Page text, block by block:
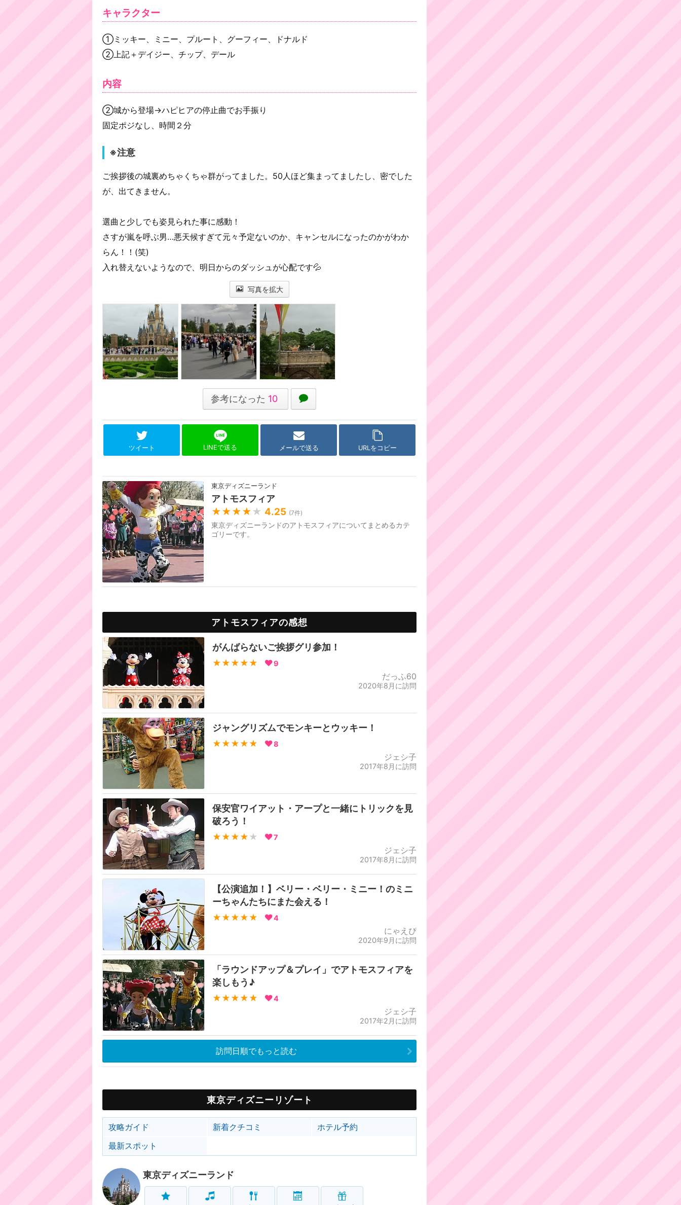
キャラクター
①ミッキー、ミニー、プルート、グーフィー、ドナルド
②上記＋デイジー、チップ、デール
内容
②城から登場→ハピヒアの停止曲でお手振り
固定ポジなし、時間２分
※注意
ご挨拶後の城裏めちゃくちゃ群がってました。50人ほど集まってましたし、密でした
が、出てきません。
選曲と少しでも姿見られた事に感動！
さすが嵐を呼ぶ男…悪天候すぎて元々予定ないのか、キャンセルになったのかがわか
らん！！(笑)
入れ替えないようなので、明日からのダッシュが心配です💦
写真を拡大
参考になった 10
ツイート LINEで送る メールで送る URLをコピー
東京ディズニーランド
アトモスフィア
★★★★ ★ 4.25 (7件)
東京ディズニーランドのアトモスフィアについてまとめるカテ
ゴリーです。
アトモスフィアの感想
がんばらないご挨拶グリ参加！
★★★★★ 9
だっふ60
2020年8月に訪問
ジャングリズムでモンキーとウッキー！
★★★★★ 8
ジェシ子
2017年8月に訪問
保安官ワイアット・アープと一緒にトリックを見
破ろう！
★★★★ ★ 7
ジェシ子
2017年8月に訪問
【公演追加！】ベリー・ベリー・ミニー！のミニ
ーちゃんたちにまた会える！
★★★★★ 4
にゃえぴ
2020年9月に訪問
「ラウンドアップ＆プレイ」でアトモスフィアを
楽しもう♪
★★★★★ 4
ジェシ子
2017年2月に訪問
訪問日順でもっと読む
東京ディズニーリゾート
攻略ガイド 新着クチコミ
ホテル予約
最新スポット
東京ディズニーランド